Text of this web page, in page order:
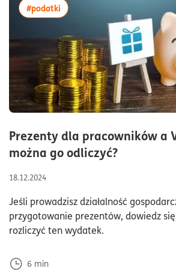
Prezenty dla pracowników a
można go odliczyć?czas
18.12.2024
Jeśli prowadzisz działalność
przygotowanie prezentów, dowiedz
rozliczyć ten wydatek.
6 min
#podatki więcej artykułów z